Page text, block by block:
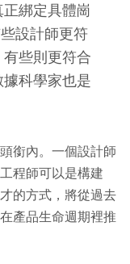
正綁定具體崗
設計師更符
些則更符合
科學家也是
銜內。一個設計師
程師可以是構建
的方式，將從過去
產品生命週期裡推